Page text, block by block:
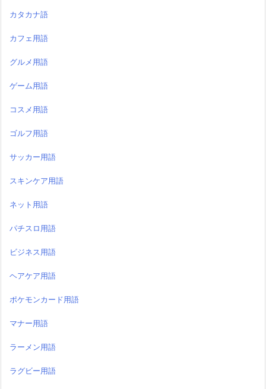
カタカナ語
カフェ用語
グルメ用語
ゲーム用語
コスメ用語
ゴルフ用語
サッカー用語
スキンケア用語
ネット用語
パチスロ用語
ビジネス用語
ヘアケア用語
ポケモンカード用語
マナー用語
ラーメン用語
ラグビー用語